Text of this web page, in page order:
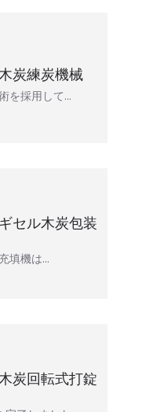
炭練炭機械
を採用して…
セル木炭包装
填機は…
炭回転式打錠